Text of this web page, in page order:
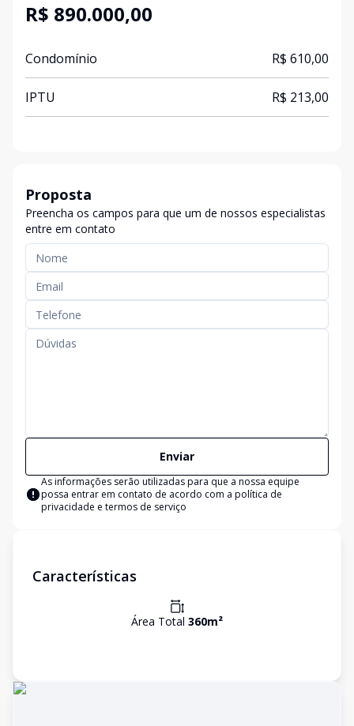
R$ 890.000,00
Condomínio R$ 610,00
IPTU R$ 213,00
Proposta
Preencha os campos para que um de nossos especialistas
entre em contato
Enviar
As informações serão utilizadas para que a nossa equipe
possa entrar em contato de acordo com a política de
privacidade e termos de serviço
Características
Área Total 360m²